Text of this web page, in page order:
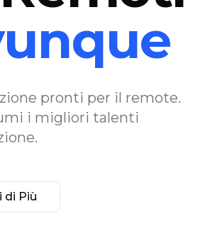
pronti per il remote.
i migliori talenti
di Più